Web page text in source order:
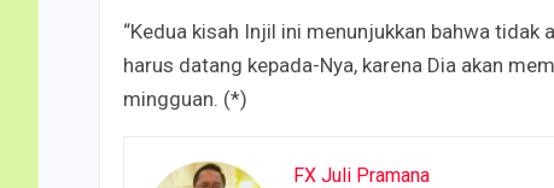
“Kedua kisah Injil ini menunjukkan bahwa
harus datang kepada-Nya, karena Dia akan
mingguan. (*)
FX Juli Pramana